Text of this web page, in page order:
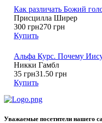
Как различать Божий
Присцилла Ширер
300 грн270 грн
Купить
Альфа Курс. Почему
Никки Гамбл
35 грн31.50 грн
Купить
Уважаемые посетители нашего